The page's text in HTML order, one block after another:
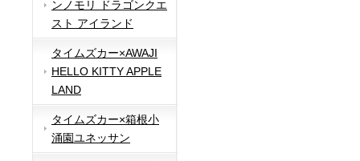
ンノモリ ドラゴンクエ
スト アイランド
タイムズカー×AWAJI
HELLO KITTY APPLE
LAND
タイムズカー×箱根小
涌園ユネッサン